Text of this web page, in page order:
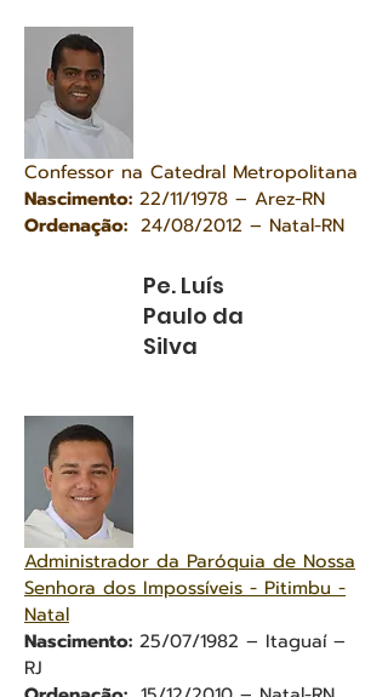
Confessor na Catedral Metropolitana
Nascimento: 22/11/1978 – Arez-RN
Ordenação: 24/08/2012 – Natal-RN
Pe. Luís
Paulo da
Silva
Administrador da Paróquia de Nossa
Senhora dos Impossíveis - Pitimbu -
Natal
Nascimento: 25/07/1982 – Itaguaí –
RJ